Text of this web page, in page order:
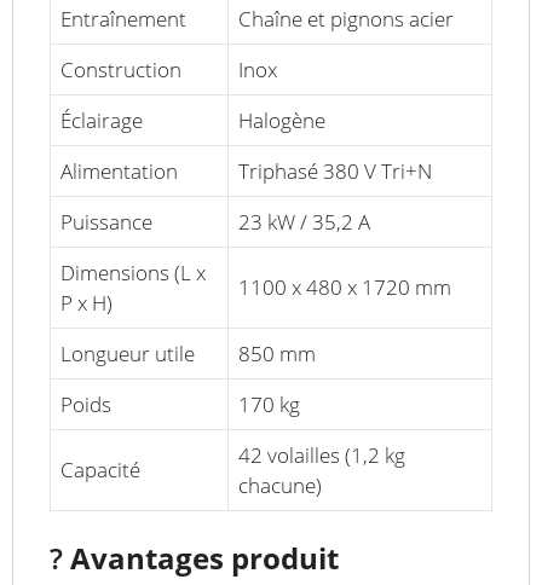
Entraînement
Chaîne et pignons acier
Construction
Inox
Éclairage
Halogène
Alimentation
Triphasé 380 V Tri+N
Puissance
23 kW / 35,2 A
Dimensions (L x
P x H)
1100 x 480 x 1720 mm
Longueur utile
850 mm
Poids
170 kg
Capacité
42 volailles (1,2 kg
chacune)
?Avantages produit